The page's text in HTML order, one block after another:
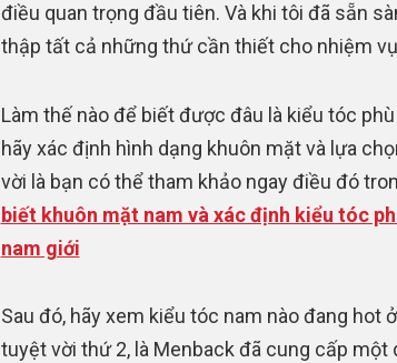
điều quan trọng đầu tiên. Và khi tôi đã sẵn
thập tất cả những thứ cần thiết cho nhiệm
Làm thế nào để biết được đâu là kiểu tóc
hãy xác định hình dạng khuôn mặt và lựa
vời là bạn có thể tham khảo ngay điều đó
biết khuôn mặt nam và xác định kiểu tóc
nam giới
Sau đó, hãy xem kiểu tóc nam nào đang hot
tuyệt vời thứ 2, là Menback đã cung cấp một